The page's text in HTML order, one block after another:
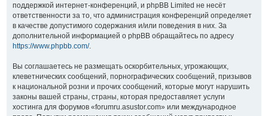
поддержкой интернет-конференций, и phpBB Limited не несёт
ответственности за то, что администрация конференций определяет
в качестве допустимого содержания и/или поведения в них. За
дополнительной информацией о phpBB обращайтесь по адресу
https://www.phpbb.com/.
Вы соглашаетесь не размещать оскорбительных, угрожающих,
клеветнических сообщений, порнографических сообщений, призывов
к национальной розни и прочих сообщений, которые могут нарушить
законы вашей страны, страны, которая предоставляет услуги
хостинга для форумов «forumru.asustor.com» или международное